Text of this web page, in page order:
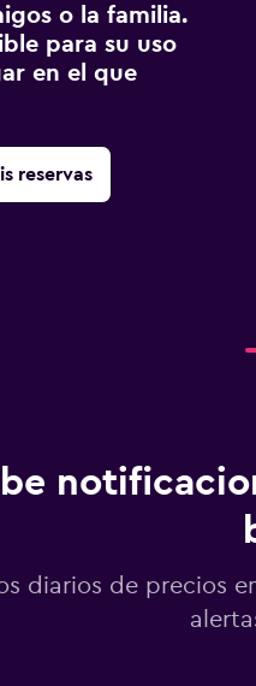
o la familia.
para su uso
en el que
reservas
diarios de precios